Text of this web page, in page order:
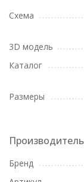
Схема
3D модель
Каталог
Размеры
Бренд